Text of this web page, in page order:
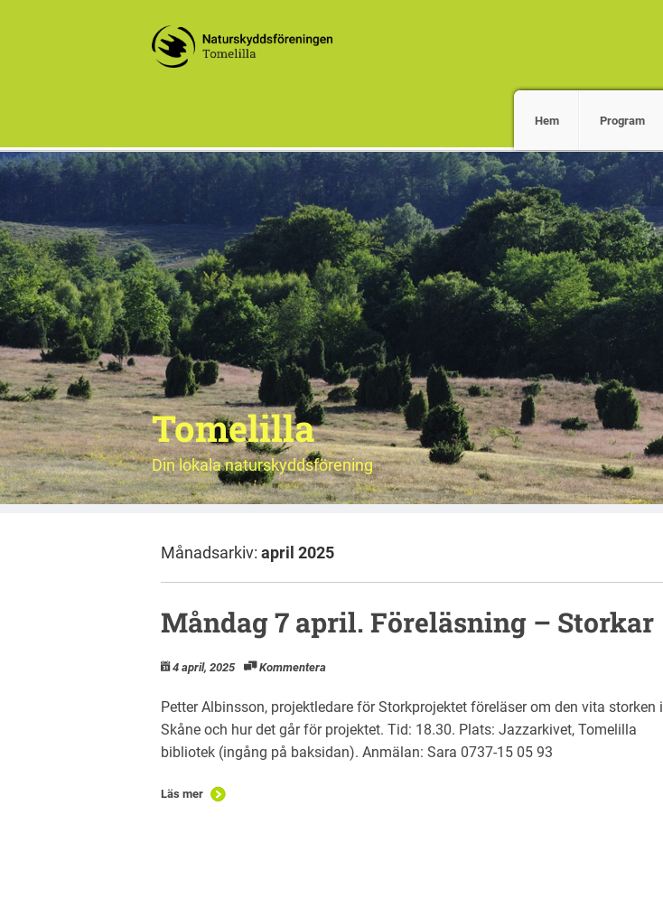
Hem Program
Tomelilla
Din lokala naturskyddsförening
Månadsarkiv: april 2025
Måndag 7 april. Föreläsning – Storkar
4 april, 2025 Kommentera
Petter Albinsson, projektledare för Storkprojektet föreläser om den vita storken i
Skåne och hur det går för projektet. Tid: 18.30. Plats: Jazzarkivet, Tomelilla
bibliotek (ingång på baksidan). Anmälan: Sara 0737-15 05 93
Läs mer